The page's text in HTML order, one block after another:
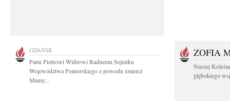
GDAŃSK
Panu Piotrowi Widzowi Radnemu Sejmiku
Województwa Pomorskiego z powodu śmierci
Mamy...
ZOFIA
Naszej
głębokiego